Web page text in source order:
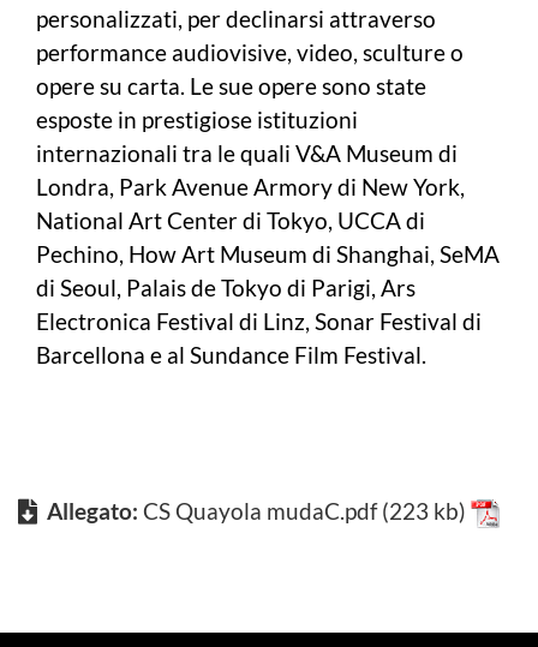
personalizzati, per declinarsi attraverso
performance audiovisive, video, sculture o
opere su carta. Le sue opere sono state
esposte in prestigiose istituzioni
internazionali tra le quali V&A Museum di
Londra, Park Avenue Armory di New York,
National Art Center di Tokyo, UCCA di
Pechino, How Art Museum di Shanghai, SeMA
di Seoul, Palais de Tokyo di Parigi, Ars
Electronica Festival di Linz, Sonar Festival di
Barcellona e al Sundance Film Festival.
Allegato: CS Quayola mudaC.pdf(223 kb)